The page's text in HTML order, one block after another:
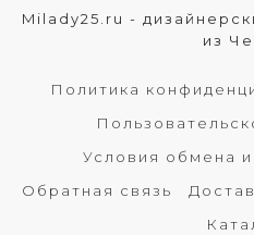
Milady25.ru -
из
Политика
Условия обмена и
Обратная связь